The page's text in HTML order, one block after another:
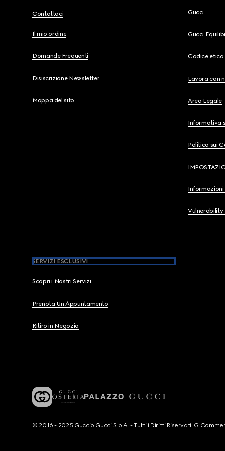
Contattaci
Il mio ordine
Domande Frequenti
Disiscrizione Newsletter
Mappa del sito
Gucci
Gucci
Codice etico
Lavora con
Area Legale
Informativa
Politica sui
Informazioni
Vulnerability
SERVIZI ESCLUSIVI
Scopri i Nostri Servizi
Prenota Un Appuntamento
Ritiro in Negozio
© 2016 - 2025 Guccio Gucci S.p.A. - Tutti i Diritti Riservati. G